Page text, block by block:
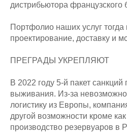
дистрибьютора французского
Портфолио наших услуг тогда
проектирование, доставку и
ПРЕГРАДЫ УКРЕПЛЯЮТ
В 2022 году 5-й пакет санкций
выживания. Из-за
логистику из Европы,
другой возможности кроме
производство резервуаров в